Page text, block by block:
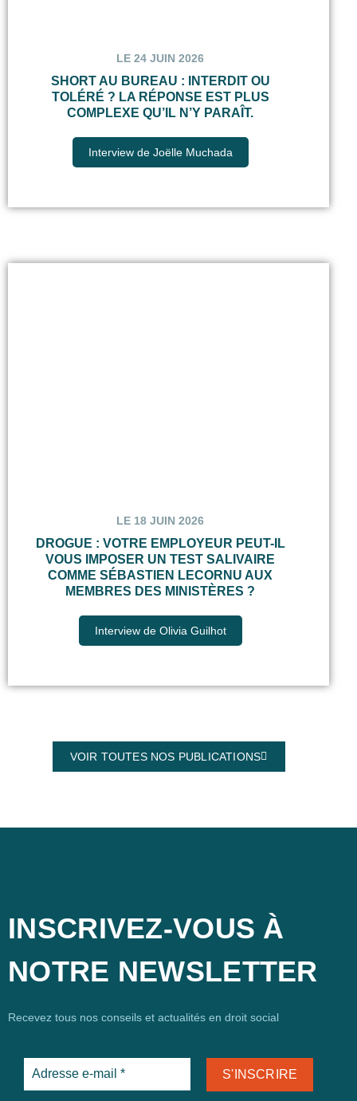
LE 24 JUIN 2026
SHORT AU BUREAU : INTERDIT OU
TOLÉRÉ ? LA RÉPONSE EST PLUS
COMPLEXE QU’IL N’Y PARAÎT.
Interview de Joëlle Muchada
LE 18 JUIN 2026
DROGUE : VOTRE EMPLOYEUR PEUT-IL
VOUS IMPOSER UN TEST SALIVAIRE
COMME SÉBASTIEN LECORNU AUX
MEMBRES DES MINISTÈRES ?
Interview de Olivia Guilhot
VOIR TOUTES NOS PUBLICATIONS
INSCRIVEZ-VOUS À
NOTRE NEWSLETTER
Recevez tous nos conseils et actualités en droit social